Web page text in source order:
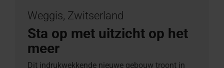
Weggis, Zwitserland
Sta op met uitzicht op het
meer
Dit indrukwekkende nieuwe gebouw troont in